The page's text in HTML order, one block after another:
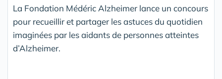
La Fondation Médéric Alzheimer lance un concours
pour recueillir et partager les astuces du quotidien
imaginées par les aidants de personnes atteintes
d’Alzheimer.